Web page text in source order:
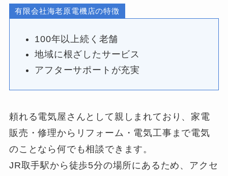
有限会社海老原電機店の特徴
100年以上続く老舗
地域に根ざしたサービス
アフターサポートが充実
頼れる電気屋さんとして親しまれており、家電
販売・修理からリフォーム・電気工事まで電気
のことなら何でも相談できます。
JR取手駅から徒歩5分の場所にあるため、アクセ